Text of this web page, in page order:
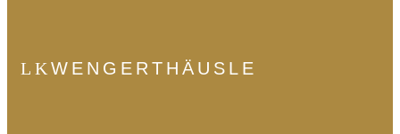
WENGERTHÄUSLE